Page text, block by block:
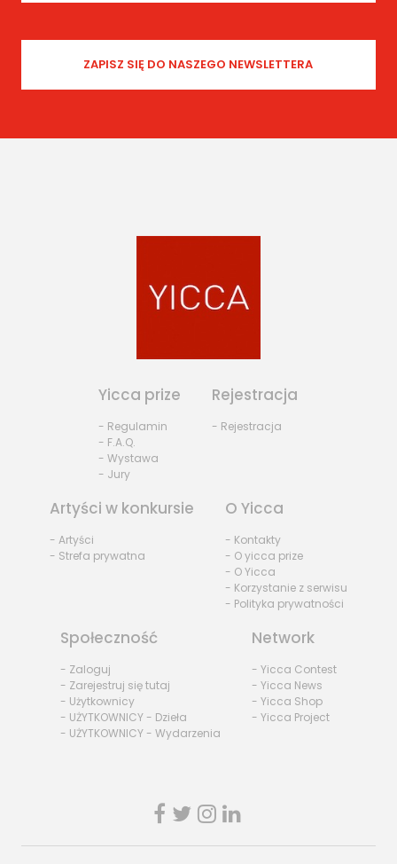
Yicca prize
- Regulamin
- F.A.Q.
- Wystawa
- Jury
Rejestracja
- Rejestracja
Artyści w konkursie
- Artyści
- Strefa prywatna
O Yicca
- Kontakty
- O yicca prize
- O Yicca
- Korzystanie z serwisu
- Polityka prywatności
Społeczność
- Zaloguj
- Zarejestruj się tutaj
- Użytkownicy
- UŻYTKOWNICY - Dzieła
- UŻYTKOWNICY - Wydarzenia
Network
- Yicca Contest
- Yicca News
- Yicca Shop
- Yicca Project